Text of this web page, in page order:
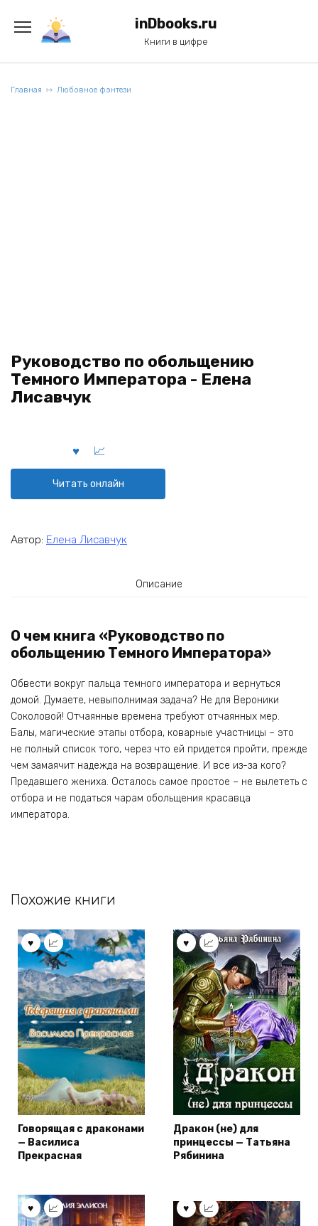
содержанию
inDbooks.ru
Книги в цифре
Главная Любовное фэнтези
Руководство по обольщению
Темного Императора - Елена
Лисавчук
Читать онлайн
Автор: Елена Лисавчук
Описание
О чем книга «Руководство по
обольщению Темного Императора»
Обвести вокруг пальца темного императора и вернуться
домой. Думаете, невыполнимая задача? Не для Вероники
Соколовой! Отчаянные времена требуют отчаянных мер.
Балы, магические этапы отбора, коварные участницы – это
не полный список того, через что ей придется пройти, прежде
чем замаячит надежда на возвращение. И все из-за кого?
Предавшего жениха. Осталось самое простое – не вылететь с
отбора и не податься чарам обольщения красавца
императора.
Похожие книги
Говорящая с драконами
— Василиса
Прекрасная
Дракон (не) для
принцессы — Татьяна
Рябинина